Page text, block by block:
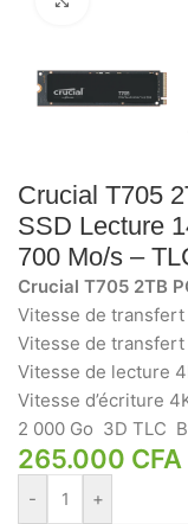
Crucial T705
SSD Lecture
700 Mo/s –
Crucial T705 2TB
Vitesse de
Vitesse de
Vitesse de lecture
Vitesse d’écriture
2 000 Go 3D TLC
265.000 CFA
- +